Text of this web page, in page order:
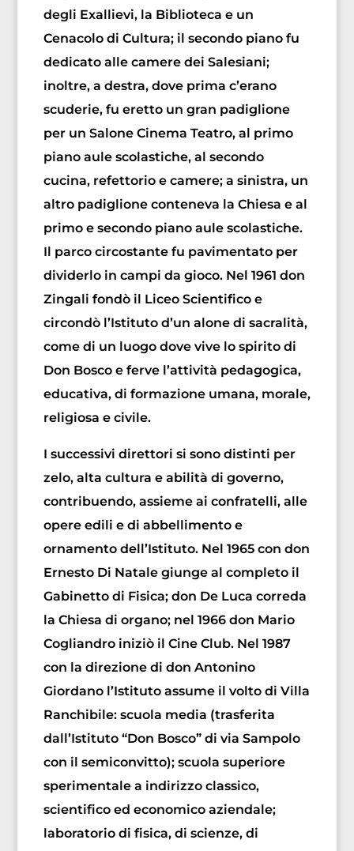
degli Exallievi, la Biblioteca e un
Cenacolo di Cultura; il secondo piano fu
dedicato alle camere dei Salesiani;
inoltre, a destra, dove prima c’erano
scuderie, fu eretto un gran padiglione
per un Salone Cinema Teatro, al primo
piano aule scolastiche, al secondo
cucina, refettorio e camere; a sinistra, un
altro padiglione conteneva la Chiesa e al
primo e secondo piano aule scolastiche.
Il parco circostante fu pavimentato per
dividerlo in campi da gioco. Nel 1961 don
Zingali fondò il Liceo Scientifico e
circondò l’Istituto d’un alone di sacralità,
come di un luogo dove vive lo spirito di
Don Bosco e ferve l’attività pedagogica,
educativa, di formazione umana, morale,
religiosa e civile.
I successivi direttori si sono distinti per
zelo, alta cultura e abilità di governo,
contribuendo, assieme ai confratelli, alle
opere edili e di abbellimento e
ornamento dell’Istituto. Nel 1965 con don
Ernesto Di Natale giunge al completo il
Gabinetto di Fisica; don De Luca correda
la Chiesa di organo; nel 1966 don Mario
Cogliandro iniziò il Cine Club. Nel 1987
con la direzione di don Antonino
Giordano l’Istituto assume il volto di Villa
Ranchibile: scuola media (trasferita
dall’Istituto “Don Bosco” di via Sampolo
con il semiconvitto); scuola superiore
sperimentale a indirizzo classico,
scientifico ed economico aziendale;
laboratorio di fisica, di scienze, di